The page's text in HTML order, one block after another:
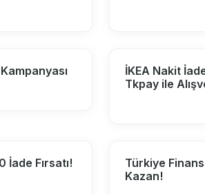
İKEA Nakit
Tkpay ile
İade Fırsatı!
Türkiye
Kazan!